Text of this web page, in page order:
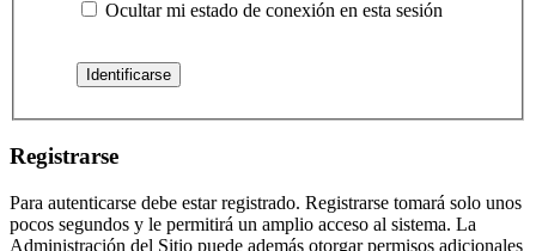
Ocultar mi estado de conexión en esta sesión
Registrarse
Para autenticarse debe estar registrado. Registrarse tomará solo unos
pocos segundos y le permitirá un amplio acceso al sistema. La
Administración del Sitio puede además otorgar permisos adicionales